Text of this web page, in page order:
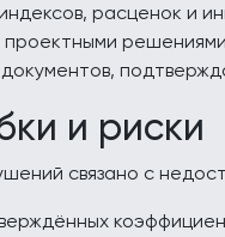
расценок и
и риски
связано с